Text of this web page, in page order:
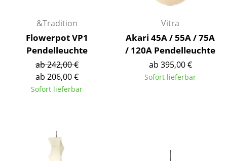
Hängeleuchten & Deckenleuchten
Tischleuchten
Schreibtischleuchten
Wandleuchten
&Tradition
Flowerpot VP1
Pendelleuchte
ab 242,00 €
ab 206,00 €
Sofort lieferbar
Vitra
Akari 45A / 55A / 75A
/ 120A Pendelleuchte
ab 395,00 €
Sofort lieferbar